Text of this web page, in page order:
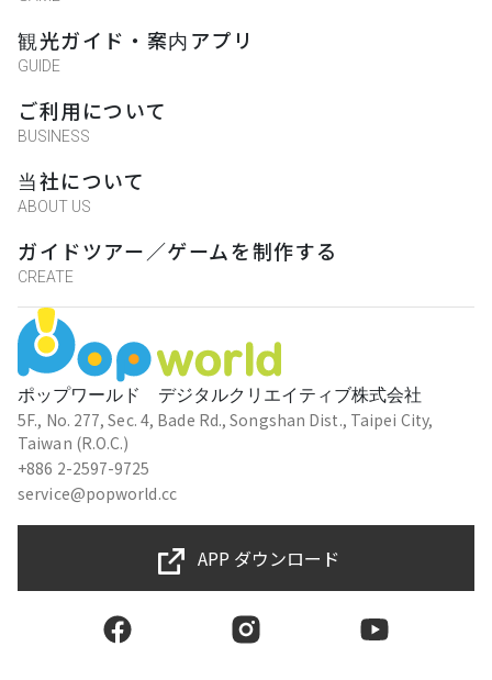
陳冠龍
GPS一定要到定位才能開啟關卡，會不知道
邊看故事邊解謎，可以順便參觀植物園的各
角落
Jasmine Li
2021-04-18 11:29:33
很不錯玩完剛好逛完一圈植物園，難度不會
太難，劇情也不錯
ポップワールド デジタルクリエイティブ株式会社
5F., No. 277, Sec. 4, Bade Rd., Songshan Dist., Taipei City,
Taiwan (R.O.C.)
+886 2-2597-9725
service@popworld.cc
観光ガイド・案内アプリ
GUIDE
ご利用について
BUSINESS
当社について
ABOUT US
ガイドツアー／ゲームを制作する
CREATE
APP ダウンロード